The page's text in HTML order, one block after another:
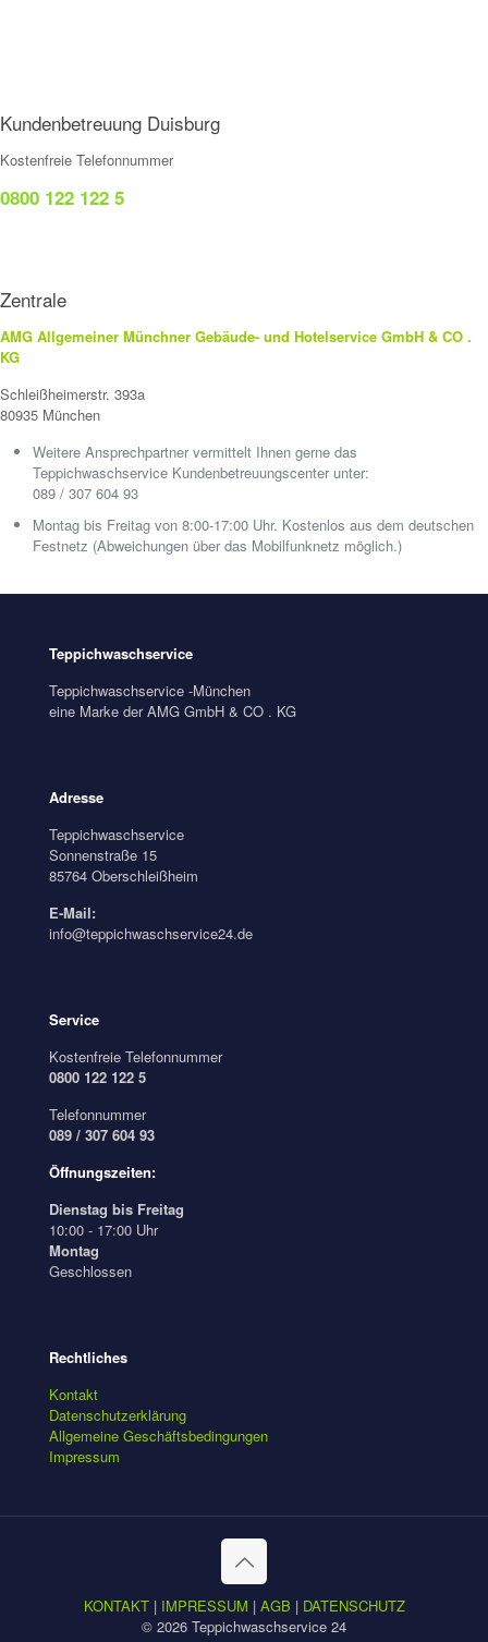
Kundenbetreuung Duisburg
Kostenfreie Telefonnummer
0800 122 122 5
Zentrale
AMG Allgemeiner Münchner Gebäude- und Hotelservice GmbH & CO .
KG
Schleißheimerstr. 393a
80935 München
Weitere Ansprechpartner vermittelt Ihnen gerne das
Teppichwaschservice Kundenbetreuungscenter unter:
089 / 307 604 93
Montag bis Freitag von 8:00-17:00 Uhr. Kostenlos aus dem deutschen
Festnetz (Abweichungen über das Mobilfunknetz möglich.)
Teppichwaschservice
Teppichwaschservice -München
eine Marke der AMG GmbH & CO . KG
Adresse
Teppichwaschservice
Sonnenstraße 15
85764 Oberschleißheim
E-Mail:
info@teppichwaschservice24.de
Service
Kostenfreie Telefonnummer
0800 122 122 5
Telefonnummer
089 / 307 604 93
Öffnungszeiten:
Dienstag bis Freitag
10:00 - 17:00 Uhr
Montag
Geschlossen
Rechtliches
Kontakt
Datenschutzerklärung
Allgemeine Geschäftsbedingungen
Impressum
KONTAKT| IMPRESSUM | AGB | DATENSCHUTZ
© 2026 Teppichwaschservice 24